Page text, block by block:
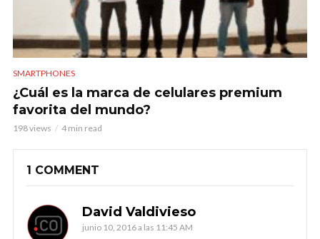
SMARTPHONES
¿Cuál es la marca de celulares premium
favorita del mundo?
198 views 4 min read
1 COMMENT
David Valdivieso
junio 10, 2016 a las 11:45 AM